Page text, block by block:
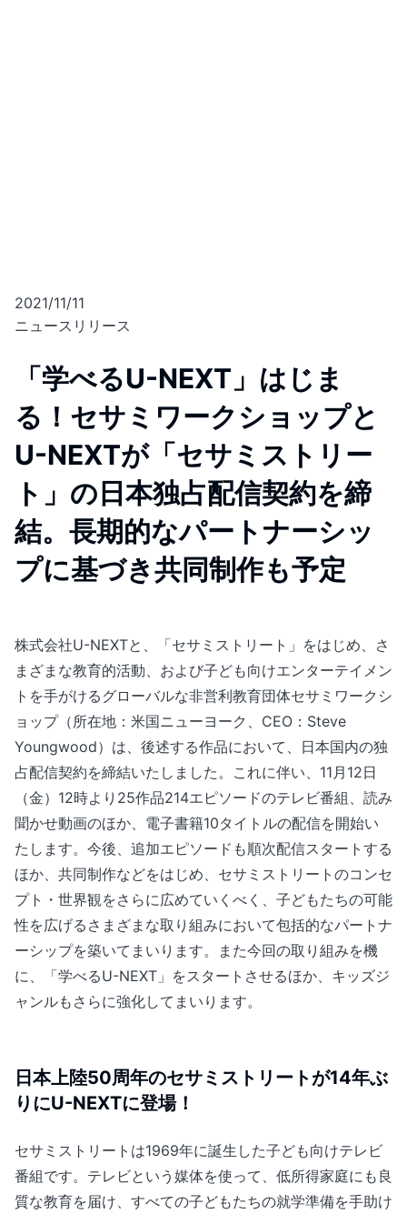
2021/11/11
ニュースリリース
「学べるU-NEXT」はじま
る！セサミワークショップと
U-NEXTが「セサミストリー
ト」の日本独占配信契約を締
結。長期的なパートナーシッ
プに基づき共同制作も予定
株式会社U-NEXTと、「セサミストリート」をはじめ、さ
まざまな教育的活動、および子ども向けエンターテイメン
トを手がけるグローバルな非営利教育団体セサミワークシ
ョップ（所在地：米国ニューヨーク、CEO：Steve
Youngwood）は、後述する作品において、日本国内の独
占配信契約を締結いたしました。これに伴い、11月12日
（金）12時より25作品214エピソードのテレビ番組、読み
聞かせ動画のほか、電子書籍10タイトルの配信を開始い
たします。今後、追加エピソードも順次配信スタートする
ほか、共同制作などをはじめ、セサミストリートのコンセ
プト・世界観をさらに広めていくべく、子どもたちの可能
性を広げるさまざまな取り組みにおいて包括的なパートナ
ーシップを築いてまいります。また今回の取り組みを機
に、「学べるU-NEXT」をスタートさせるほか、キッズジ
ャンルもさらに強化してまいります。
日本上陸50周年のセサミストリートが14年ぶ
りにU-NEXTに登場！
セサミストリートは1969年に誕生した子ども向けテレビ
番組です。テレビという媒体を使って、低所得家庭にも良
質な教育を届け、すべての子どもたちの就学準備を手助け